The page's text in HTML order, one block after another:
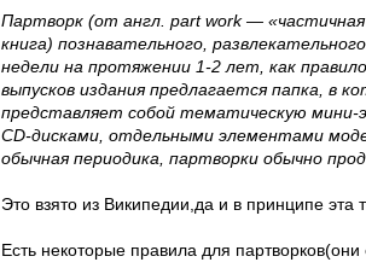
Партворк (от англ. part work —
книга) познавательного,
недели на протяжении 1-2 лет, как
выпусков издания предлагается папка, в
представляет собой тематическую мини-
CD-дисками, отдельными элементами
обычная периодика, партворки обычно
Это взято из Википедии,да и в принципе
Есть некоторые правила для